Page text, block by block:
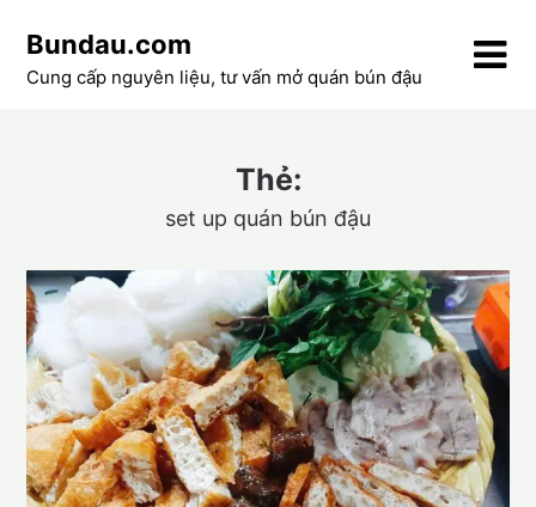
content
Bundau.com
Cung cấp nguyên liệu, tư vấn mở quán bún đậu
Thẻ:
set up quán bún đậu